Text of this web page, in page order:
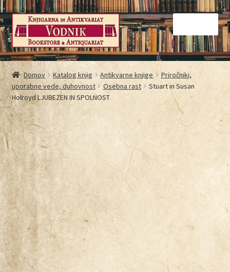
Domov
Galerija
Kontakt
Košarica
Moj račun
Način nakupovanja
Najbolj pogosta vprašanja
Naša zgodba
Domov Katalog knjig Antikvarne knjige
Priročniki,
uporabne vede, duhovnost
Osebna rast
Stuart in Susan
Holroyd LJUBEZEN IN SPOLNOST